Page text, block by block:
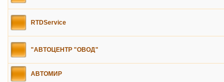
RTDService
"АВТОЦЕНТР "ОВОД"
АВТОМИР